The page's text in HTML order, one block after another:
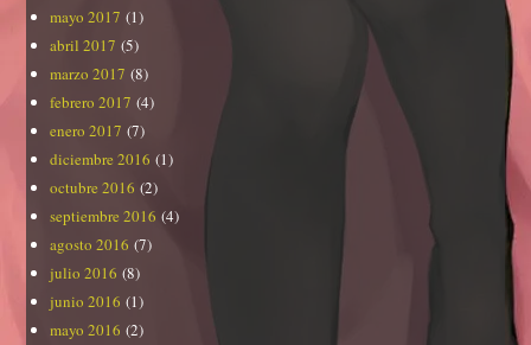
mayo 2017 (1)
abril 2017 (5)
marzo 2017 (8)
febrero 2017 (4)
enero 2017 (7)
diciembre 2016 (1)
octubre 2016 (2)
septiembre 2016 (4)
agosto 2016 (7)
julio 2016 (8)
junio 2016 (1)
mayo 2016 (2)